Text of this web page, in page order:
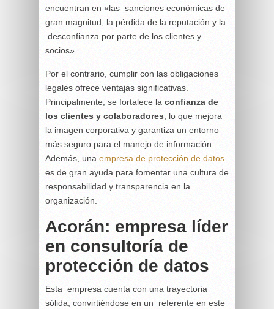
encuentran en «las sanciones económicas de
gran magnitud, la pérdida de la reputación y la
desconfianza por parte de los clientes y
socios».
Por el contrario, cumplir con las obligaciones
legales ofrece ventajas significativas.
Principalmente, se fortalece la confianza de
los clientes y colaboradores, lo que mejora
la imagen corporativa y garantiza un entorno
más seguro para el manejo de información.
Además, una empresa de protección de datos
es de gran ayuda para fomentar una cultura de
responsabilidad y transparencia en la
organización.
Acorán: empresa líder
en consultoría de
protección de datos
Esta empresa cuenta con una trayectoria
sólida, convirtiéndose en un referente en este